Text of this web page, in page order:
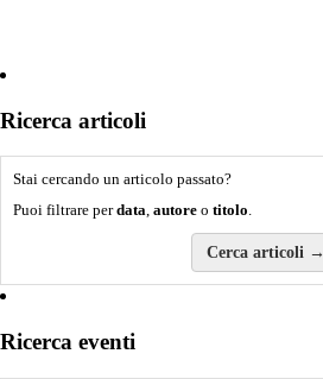
Ricerca articoli
Stai cercando un articolo passato?
Puoi filtrare perdata, autore o titolo.
Cerca articoli →
Ricerca eventi